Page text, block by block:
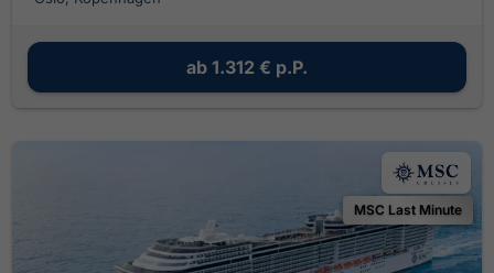
ab 1.312 € p.P.
MSC Last Minute